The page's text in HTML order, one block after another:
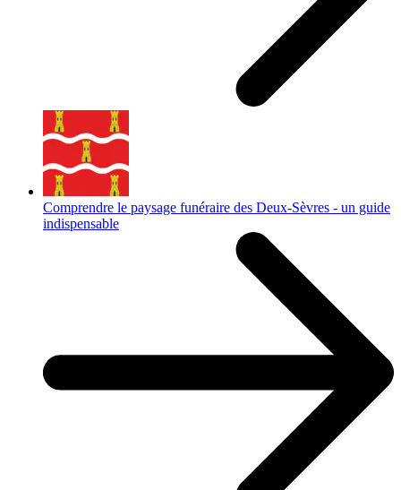
Comprendre le paysage funéraire des Deux-Sèvres - un guide
indispensable